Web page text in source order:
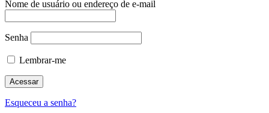
Nome de usuário ou endereço de e-mail
Senha
Lembrar-me
Esqueceu a senha?